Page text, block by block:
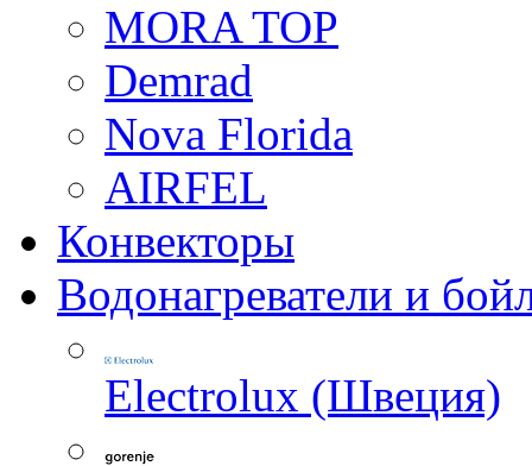
MORA TOP
Demrad
Nova Florida
AIRFEL
Конвекторы
Водонагреватели и
Electrolux (Швеция)